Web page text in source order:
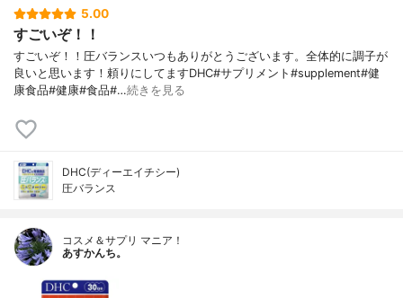
5.00
すごいぞ！！
すごいぞ！！圧バランスいつもありがとうございます。全体的に調子が
良いと思います！頼りにしてますDHC#サプリメント#supplement#健
康食品#健康#食品#…続きを見る
DHC(ディーエイチシー)
圧バランス
コスメ＆サプリ マニア！
あすかんち。